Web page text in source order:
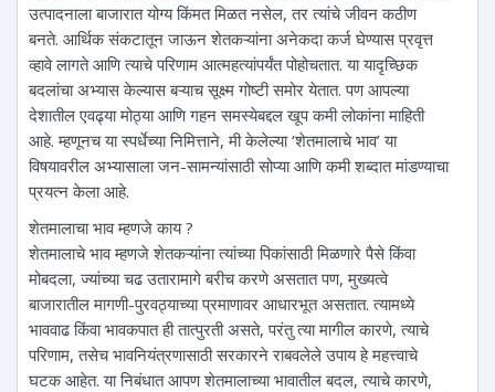
उत्पादनाला बाजारात योग्य किंमत मिळत नसेल, तर त्यांचे जीवन कठीण
बनते. आर्थिक संकटातून जाऊन शेतकऱ्यांना अनेकदा कर्ज घेण्यास प्रवृत्त
व्हावे लागते आणि त्याचे परिणाम आत्महत्यांपर्यंत पोहोचतात. या यादृच्छिक
बदलांचा अभ्यास केल्यास बऱ्याच सूक्ष्म गोष्टी समोर येतात. पण आपल्या
देशातील एवढ्या मोठ्या आणि गहन समस्येबद्दल खूप कमी लोकांना माहिती
आहे. म्हणूनच या स्पर्धेच्या निमित्ताने, मी केलेल्या ‘शेतमालाचे भाव’ या
विषयावरील अभ्यासाला जन-सामन्यांसाठी सोप्या आणि कमी शब्दात मांडण्याचा
प्रयत्न केला आहे.
शेतमालाचा भाव म्हणजे काय ?
शेतमालाचे भाव म्हणजे शेतकऱ्यांना त्यांच्या पिकांसाठी मिळणारे पैसे किंवा
मोबदला, ज्यांच्या चढ उतारामागे बरीच करणे असतात पण, मुख्यत्वे
बाजारातील मागणी-पुरवठ्याच्या प्रमाणावर आधारभूत असतात. त्यामध्ये
भाववाढ किंवा भावकपात ही तात्पुरती असते, परंतु त्या मागील कारणे, त्याचे
परिणाम, तसेच भावनियंत्रणासाठी सरकारने राबवलेले उपाय हे महत्त्वाचे
घटक आहेत. या निबंधात आपण शेतमालाच्या भावातील बदल, त्याचे कारणे,